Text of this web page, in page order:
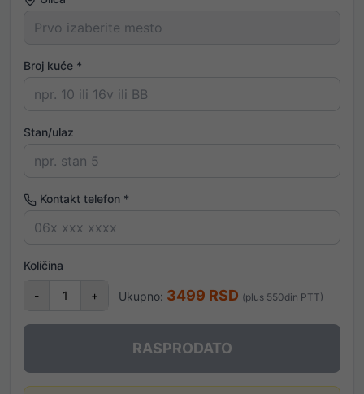
Broj kuće *
Stan/ulaz
Kontakt telefon *
Količina
- 1 + Ukupno: 3499 RSD (plus 550din PTT)
RASPRODATO